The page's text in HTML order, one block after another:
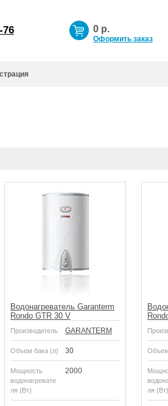
76 0 р.
Оформить заказ
Водонагреватель Garanterm
Rondo GTR 30 V
Производитель GARANTERM
Объем бака (л) 30
Мощность
водонагревате
ля (Вт)
2000
ля (Вт)